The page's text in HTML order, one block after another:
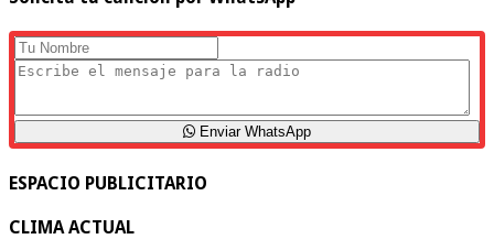
Enviar WhatsApp
ESPACIO PUBLICITARIO
CLIMA ACTUAL